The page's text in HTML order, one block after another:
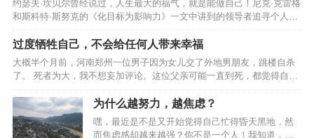
基础的。就像他们会背地里帮助伴侣解决问题，但
压力源产生反应的倾向，通过唾液中压力荷尔蒙水平来测量），开放
性，自律，外向性，同情心，情绪稳定性，自尊和抑郁症状。一半的被
试自述称阅读过自助类书籍，另一半则没有。按照阅读书籍的类型，将
自助类…
约瑟夫·坎贝尔曾经说过，人生最大的福气，就是能做自己！尼克·克雷格
和斯科特·斯努克的《化目标为影响力》一文中讲到的领导者追寻个人目
标”的过程让我感同身受。下面跟大家分享其中的一些有意思的发现，并
带给大家一些实用的心理准备和操作建议。什么是驱动成功背后最重要
的因素？领导者在不断变化的技术、 政策、人才与竞争环境中， 必须时
刻做出不同的战略选择。 然而， 有许多的因素影响着他们的最终决策。
我们发现领导者针对变化的反应，从低到高分为4个层次，这些不同的反
应影响了领导者对行为的预测能力，也就是…
过度牺牲自己，不会给任何人带来幸福
大概半个月前，河南郑州一位男子因为女儿交了外地男朋友，跳楼自杀
了。 死者为大，我不想妄加评论。这位父亲可能一直到死，都觉得自己
深爱女儿。但这种爱，却可能毁掉女儿。为人父母，付出了很多，却害
了孩子，可以说是巨大的人生失败。这种悲剧的造成，就是因为父母具
有强烈的付出上瘾症”，不懂生而为人，要适当自私。你被这张图片里的
场景戳中了吗？1我们团队的90后特别爱吐槽。小姐姐好奇，问她们觉得
为什么越努力，越焦虑？
嘿，最近是不是又开始觉得自己忙得昏天黑地，然
而焦虑感却越来越强？你不是一个人！我知道，大